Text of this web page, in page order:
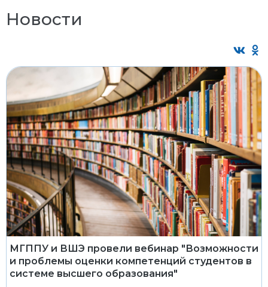
Новости
МГППУ и ВШЭ провели вебинар "Возможности
и проблемы оценки компетенций студентов в
системе высшего образования"